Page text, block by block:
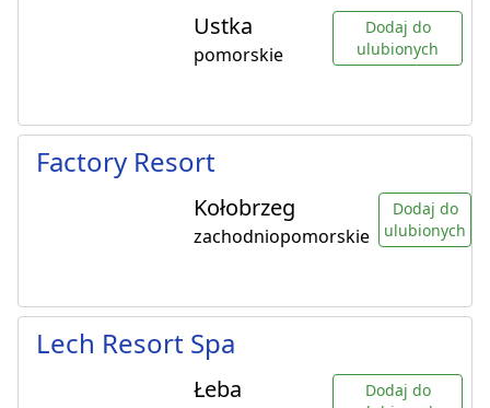
Ustka
pomorskie
Dodaj do
ulubionych
Factory Resort
Kołobrzeg
zachodniopomorskie
Dodaj do
ulubionych
Lech Resort Spa
Łeba
Dodaj do